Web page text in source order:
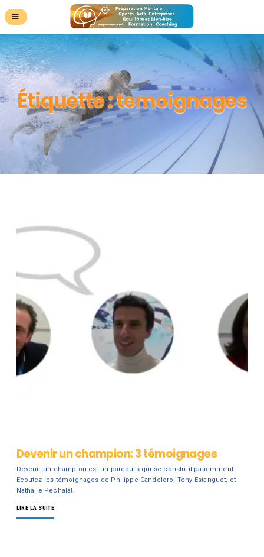
Étiquette :temoignages
Devenir un champion: 3 témoignages
Devenir un champion est un parcours qui se construit patiemment.
Ecoutez les témoignages de Philippe Candeloro, Tony Estanguet, et
Nathalie Péchalat
LIRE LA SUITE